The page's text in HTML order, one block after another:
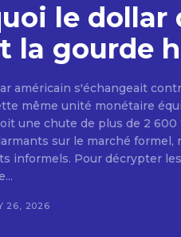
le
la gourde
américain s'échangeait
même unité monétaire
une chute de plus de 2
sur le marché formel,
informels. Pour décrypter
26, 2026